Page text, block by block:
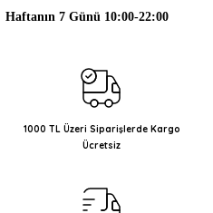
Haftanın 7 Günü 10:00-22:00
1000 TL Üzeri Siparişlerde Kargo
Ücretsiz